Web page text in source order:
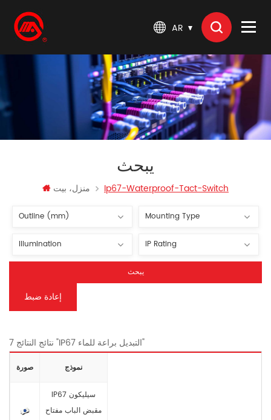
AR
يبحث
منزل، بيت Ip67-Waterproof-Tact-Switch
يبحث
إعادة ضبط
7 نتائج النتائج "IP67 التبديل براعة للماء"
صورة نموذج
IP67 سيليكون
مقبض الباب مفتاح